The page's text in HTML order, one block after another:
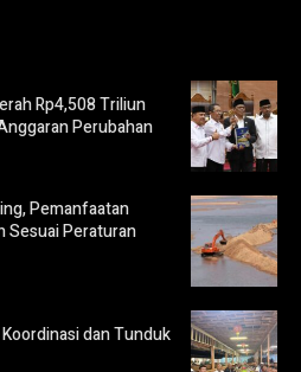
Rp4,508 Triliun
Perubahan
Pemanfaatan
Sesuai Peraturan
dan Tunduk